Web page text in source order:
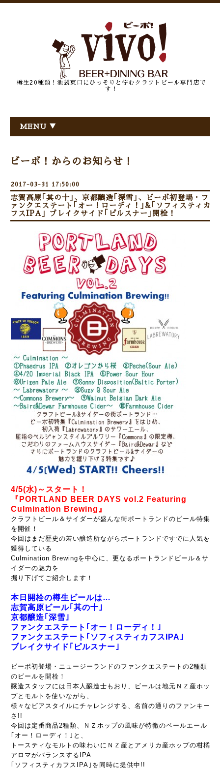
樽生20種類！池袋東口にひっそりと佇むクラフトビール専門店で
す！
MENU ▼
ビーボ！からのお知らせ！
2017-03-31 17:50:00
志賀高原｢其の十｣、京都醸造｢深雪｣、ビーボ初登場・フ
ァンクエステート｢オー！ローディ！｣&｢ソフィスティカ
フスIPA｣ ブレイクサイド｢ピルスナー｣開栓！
4/5(水)～スタート！
『PORTLAND BEER DAYS vol.2 Featuring
Culmination Brewing』
クラフトビール＆サイダーが盛んな街ポートランドのビール特集
を開催！
今回はまだ歴史の若い醸造所ながらポートランドですでに人気を
獲得している
Culmination Brewingを中心に、更なるポートランドビール＆サ
イダーの魅力を
掘り下げてご紹介します！
本日開栓の樽生ビールは…
志賀高原ビール｢其の十｣
京都醸造｢深雪｣
ファンクエステート｢オー！ローディ！｣
ファンクエステート｢ソフィスティカフスIPA｣
ブレイクサイド｢ピルスナー｣
ビーボ初登場・ニュージーランドのファンクエステートの2種類
のビールを開栓！
醸造スタッフには日本人醸造士もおり、ビールは地元ＮＺ産ホッ
プとモルトを使いながら、
様々なビアスタイルにチャレンジする、名前の通りのファンキー
さ!!
今回は定番商品2種類、ＮＺホップの風味が特徴のペールエール
｢オー！ローディ！｣と、
トースティなモルトの味わいにＮＺ産とアメリカ産ホップの柑橘
アロマがバランスするIPA
｢ソフィスティカフスIPA｣を同時に提供中!!